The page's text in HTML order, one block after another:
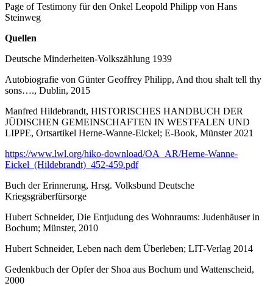
Page of Testimony für den Onkel Leopold Philipp von Hans
Steinweg
Quellen
Deutsche Minderheiten-Volkszählung 1939
Autobiografie von Günter Geoffrey Philipp, And thou shalt tell thy
sons…., Dublin, 2015
Manfred Hildebrandt, HISTORISCHES HANDBUCH DER
JÜDISCHEN GEMEINSCHAFTEN IN WESTFALEN UND
LIPPE, Ortsartikel Herne-Wanne-Eickel; E-Book, Münster 2021
https://www.lwl.org/hiko-download/OA_AR/Herne-Wanne-
Eickel_(Hildebrandt)_452-459.pdf
Buch der Erinnerung, Hrsg. Volksbund Deutsche
Kriegsgräberfürsorge
Hubert Schneider, Die Entjudung des Wohnraums: Judenhäuser in
Bochum; Münster, 2010
Hubert Schneider, Leben nach dem Überleben; LIT-Verlag 2014
Gedenkbuch der Opfer der Shoa aus Bochum und Wattenscheid,
2000